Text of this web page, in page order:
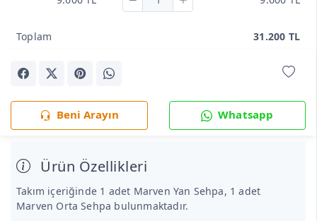
Toplam 31.200 TL
Beni Arayın Whatsapp
Ürün Özellikleri
Takım içeriğinde 1 adet Marven Yan Sehpa, 1 adet
Marven Orta Sehpa bulunmaktadır.